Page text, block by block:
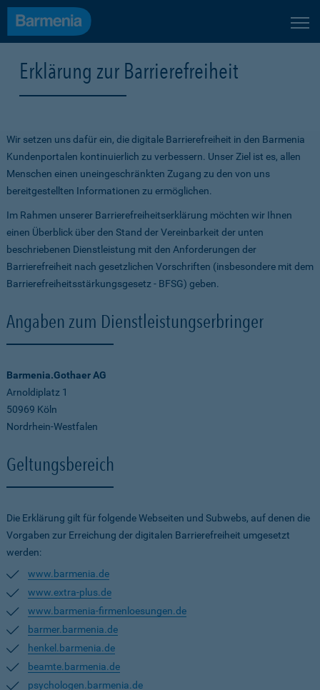
Erklärung zur Barrierefreiheit
Wir setzen uns dafür ein, die digitale Barrierefreiheit in den Barmenia
Kundenportalen kontinuierlich zu verbessern. Unser Ziel ist es, allen
Menschen einen uneingeschränkten Zugang zu den von uns
bereitgestellten Informationen zu ermöglichen.
Im Rahmen unserer Barrierefreiheitserklärung möchten wir Ihnen
einen Überblick über den Stand der Vereinbarkeit der unten
beschriebenen Dienstleistung mit den Anforderungen der
Barrierefreiheit nach gesetzlichen Vorschriften (insbesondere mit dem
Barrierefreiheitsstärkungsgesetz - BFSG) geben.
Angaben zum Dienstleistungserbringer
Barmenia.Gothaer AG
Arnoldiplatz 1
50969 Köln
Nordrhein-Westfalen
Geltungsbereich
Die Erklärung gilt für folgende Webseiten und Subwebs, auf denen die
Vorgaben zur Erreichung der digitalen Barrierefreiheit umgesetzt
werden:
www.barmenia.de
www.extra-plus.de
www.barmenia-firmenloesungen.de
barmer.barmenia.de
henkel.barmenia.de
beamte.barmenia.de
psychologen.barmenia.de